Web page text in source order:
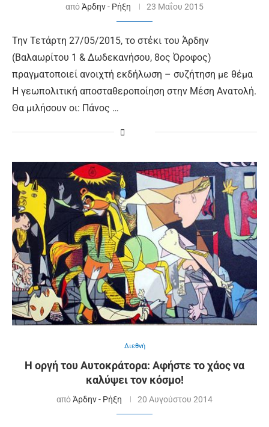
απόΆρδην - Ρήξη 23 Μαΐου 2015
Την Τετάρτη 27/05/2015, το στέκι του Άρδην
(Βαλαωρίτου 1 & Δωδεκανήσου, 8ος Όροφος)
πραγματοποιεί ανοιχτή εκδήλωση – συζήτηση με θέμα
Η γεωπολιτική αποσταθεροποίηση στην Μέση Ανατολή.
Θα μιλήσουν οι: Πάνος …
Διεθνή
Η οργή του Αυτοκράτορα: Αφήστε το χάος να
καλύψει τον κόσμο!
απόΆρδην - Ρήξη 20 Αυγούστου 2014